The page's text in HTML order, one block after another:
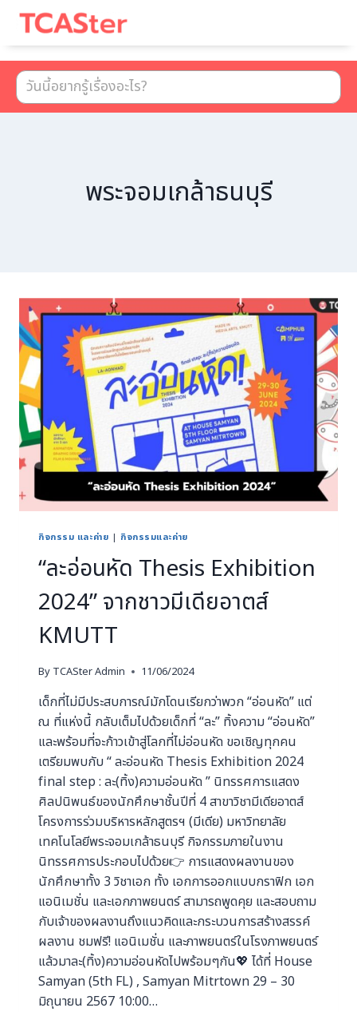
พระจอมเกล้าธนบุรี
กิจกรรม และค่าย | กิจกรรมและค่าย
“ละอ่อนหัด Thesis Exhibition
2024” จากชาวมีเดียอาตส์
KMUTT
By TCASter Admin 11/06/2024
เด็กที่ไม่มีประสบการณ์มักโดนเรียกว่าพวก “อ่อนหัด” แต่
ณ ที่แห่งนี้ กลับเต็มไปด้วยเด็กที่ “ละ” ทิ้งความ “อ่อนหัด”
และพร้อมที่จะก้าวเข้าสู่โลกที่ไม่อ่อนหัด ขอเชิญทุกคน
เตรียมพบกับ “ ละอ่อนหัด Thesis Exhibition 2024
final step : ละ(ทิ้ง)ความอ่อนหัด ” นิทรรศการแสดง
ศิลปนิพนธ์ของนักศึกษาชั้นปีที่ 4 สาขาวิชามีเดียอาตส์
โครงการร่วมบริหารหลักสูตรฯ (มีเดีย) มหาวิทยาลัย
เทคโนโลยีพระจอมเกล้าธนบุรี กิจกรรมภายในงาน
นิทรรศการประกอบไปด้วย👉 การแสดงผลงานของ
นักศึกษาทั้ง 3 วิชาเอก ทั้ง เอกการออกแบบกราฟิก เอก
แอนิเมชั่น และเอกภาพยนตร์ สามารถพูดคุย และสอบถาม
กับเจ้าของผลงานถึงแนวคิดและกระบวนการสร้างสรรค์
ผลงาน ชมฟรี! แอนิเมชั่น และภาพยนตร์ในโรงภาพยนตร์
แล้วมาละ(ทิ้ง)ความอ่อนหัดไปพร้อมๆกัน💖 ได้ที่ House
Samyan (5th FL) , Samyan Mitrtown 29 – 30
มิถุนายน 2567 10:00…